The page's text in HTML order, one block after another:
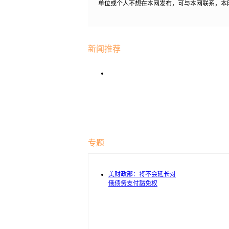
单位或个人不想在本网发布，可与本网联系，本
新闻推荐
美财政部：将不会延长对
俄债务支付豁免权
专题